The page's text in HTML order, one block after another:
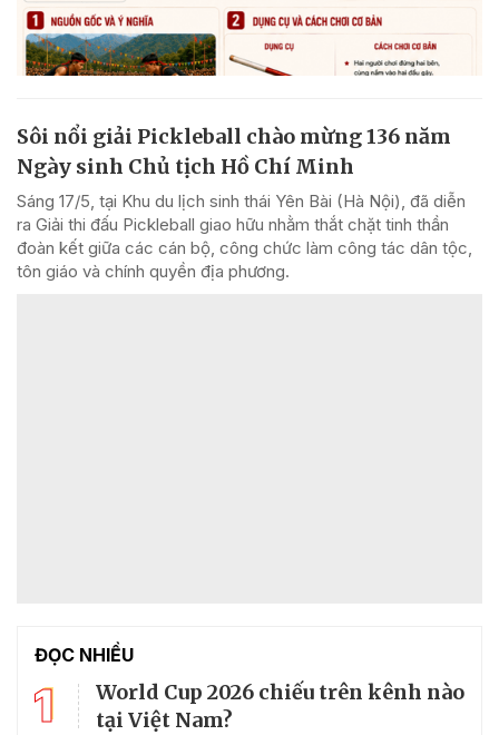
Sôi nổi giải Pickleball chào mừng 136 năm
Ngày sinh Chủ tịch Hồ Chí Minh
Sáng 17/5, tại Khu du lịch sinh thái Yên Bài (Hà Nội), đã diễn
ra Giải thi đấu Pickleball giao hữu nhằm thắt chặt tinh thần
đoàn kết giữa các cán bộ, công chức làm công tác dân tộc,
tôn giáo và chính quyền địa phương.
ĐỌC NHIỀU
1
World Cup 2026 chiếu trên kênh nào
tại Việt Nam?